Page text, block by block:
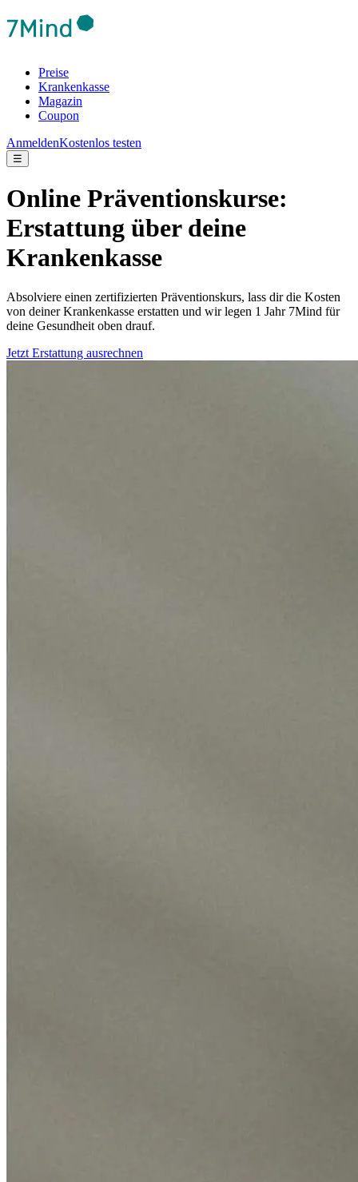
Preise
Krankenkasse
Magazin
Coupon
AnmeldenKostenlos testen
☰
Online Präventionskurse:
Erstattung über deine
Krankenkasse
Absolviere einen zertifizierten Präventionskurs, lass dir die Kosten
von deiner Krankenkasse erstatten und wir legen 1 Jahr 7Mind für
deine Gesundheit oben drauf.
Jetzt Erstattung ausrechnen